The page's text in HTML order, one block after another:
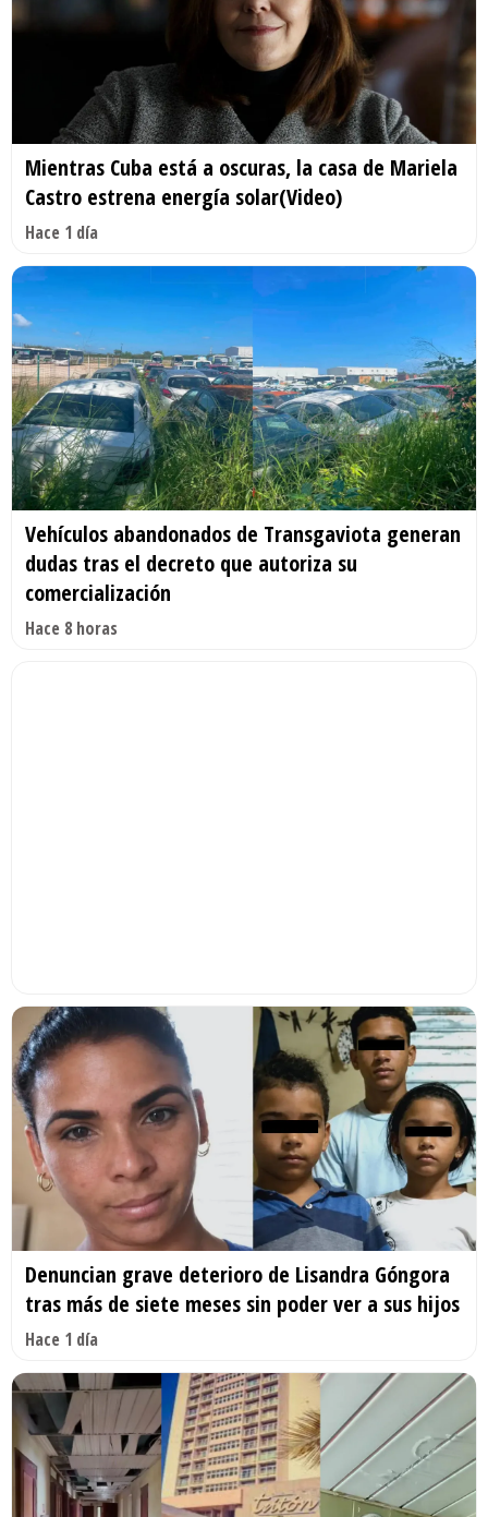
Mientras Cuba está a oscuras, la casa de Mariela
Castro estrena energía solar(Video)
Hace 1 día
Vehículos abandonados de Transgaviota generan
dudas tras el decreto que autoriza su
comercialización
Hace 8 horas
Denuncian grave deterioro de Lisandra Góngora
tras más de siete meses sin poder ver a sus hijos
Hace 1 día